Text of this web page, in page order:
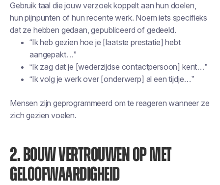
Gebruik taal die jouw verzoek koppelt aan hun doelen,
hun pijnpunten of hun recente werk. Noem iets specifieks
dat ze hebben gedaan, gepubliceerd of gedeeld.
“Ik heb gezien hoe je [laatste prestatie] hebt
aangepakt…”
“Ik zag dat je [wederzijdse contactpersoon] kent…”
“Ik volg je werk over [onderwerp] al een tijdje…”
Mensen zijn geprogrammeerd om te reageren wanneer ze
zich gezien voelen.
2. BOUW VERTROUWEN OP MET
GELOOFWAARDIGHEID